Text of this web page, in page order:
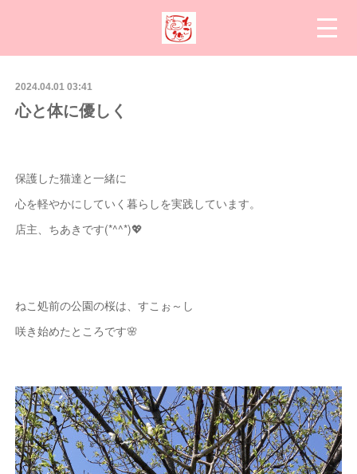
2024.04.01 03:41
心と体に優しく
保護した猫達と一緒に
心を軽やかにしていく暮らしを実践しています。
店主、ちあきです(*^^*)💖
ねこ処前の公園の桜は、すこぉ～し
咲き始めたところです🌸